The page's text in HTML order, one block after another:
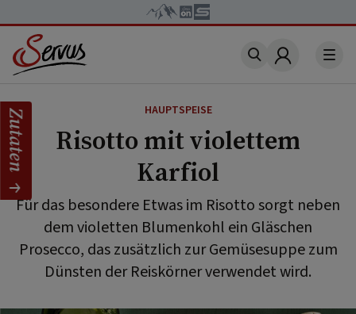
Account
HAUPTSPEISE
Risotto mit violettem
Karfiol
Für das besondere Etwas im Risotto sorgt neben
dem violetten Blumenkohl ein Gläschen
Prosecco, das zusätzlich zur Gemüsesuppe zum
Dünsten der Reiskörner verwendet wird.
Zutaten